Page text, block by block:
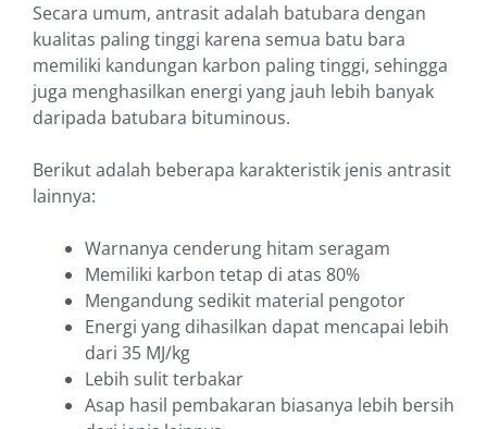
Secara umum, antrasit adalah batubara dengan
kualitas paling tinggi karena semua batu bara
memiliki kandungan karbon paling tinggi, sehingga
juga menghasilkan energi yang jauh lebih banyak
daripada batubara bituminous.
Berikut adalah beberapa karakteristik jenis antrasit
lainnya:
Warnanya cenderung hitam seragam
Memiliki karbon tetap di atas 80%
Mengandung sedikit material pengotor
Energi yang dihasilkan dapat mencapai lebih
dari 35 MJ/kg
Lebih sulit terbakar
Asap hasil pembakaran biasanya lebih bersih